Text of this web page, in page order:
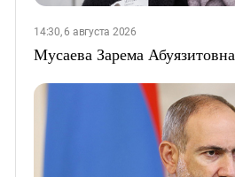
14:30, 6 августа 2026
Мусаева Зарема Абуязитовна